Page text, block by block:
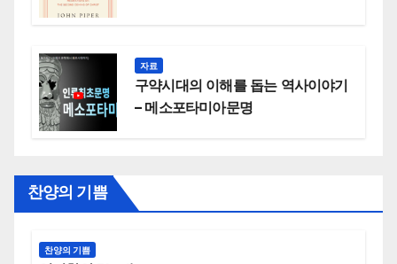
자료
구약시대의 이해를 돕는 역사이야기
– 메소포타미아문명
찬양의 기쁨
찬양의 기쁨